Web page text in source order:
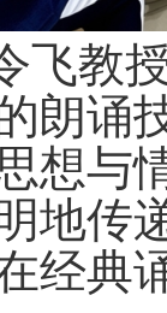
飞教
朗诵
想与
地传
经典